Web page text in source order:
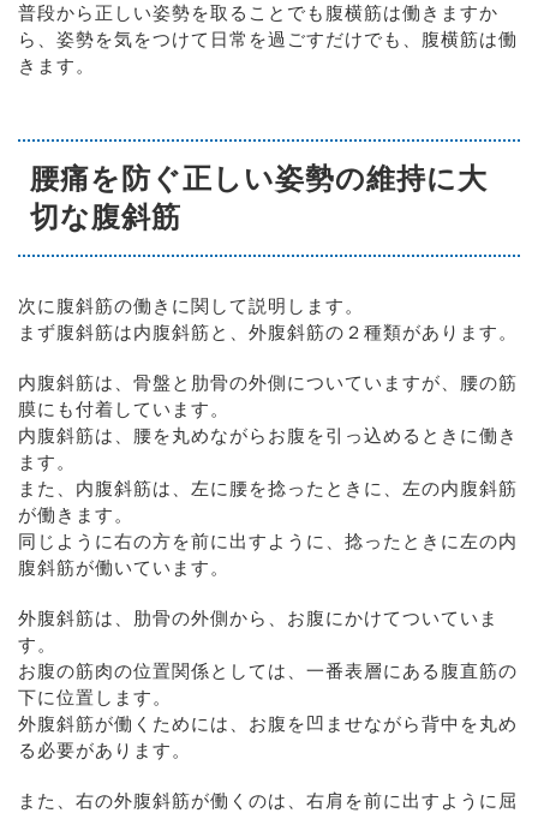
普段から正しい姿勢を取ることでも腹横筋は働きますか
ら、姿勢を気をつけて日常を過ごすだけでも、腹横筋は働
きます。
腰痛を防ぐ正しい姿勢の維持に大
切な腹斜筋
次に腹斜筋の働きに関して説明します。
まず腹斜筋は内腹斜筋と、外腹斜筋の２種類があります。
内腹斜筋は、骨盤と肋骨の外側についていますが、腰の筋
膜にも付着しています。
内腹斜筋は、腰を丸めながらお腹を引っ込めるときに働き
ます。
また、内腹斜筋は、左に腰を捻ったときに、左の内腹斜筋
が働きます。
同じように右の方を前に出すように、捻ったときに左の内
腹斜筋が働いています。
外腹斜筋は、肋骨の外側から、お腹にかけてついていま
す。
お腹の筋肉の位置関係としては、一番表層にある腹直筋の
下に位置します。
外腹斜筋が働くためには、お腹を凹ませながら背中を丸め
る必要があります。
また、右の外腹斜筋が働くのは、右肩を前に出すように屈